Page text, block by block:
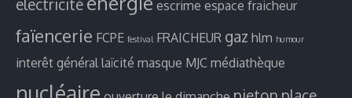
electricité
escrime espace fraicheur
faïencerie FCPE festival FRAICHEUR gaz hlm humour
interêt général laïcité masque MJC médiathèque
nucléaire